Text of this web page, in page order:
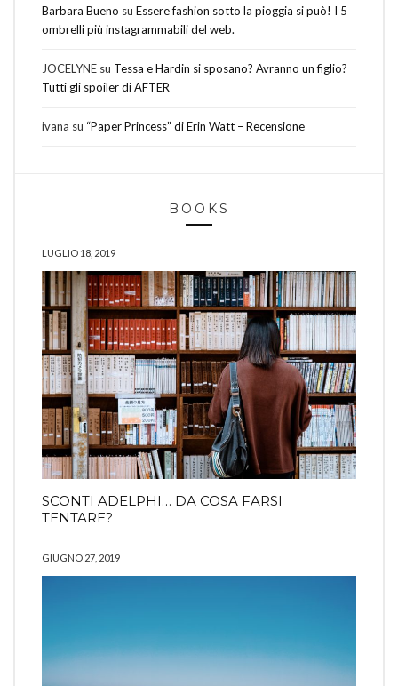
Barbara Bueno su Essere fashion sotto la pioggia si può! I 5
ombrelli più instagrammabili del web.
JOCELYNE su Tessa e Hardin si sposano? Avranno un figlio?
Tutti gli spoiler di AFTER
ivana su “Paper Princess” di Erin Watt – Recensione
BOOKS
LUGLIO 18, 2019
SCONTI ADELPHI… DA COSA FARSI
TENTARE?
GIUGNO 27, 2019